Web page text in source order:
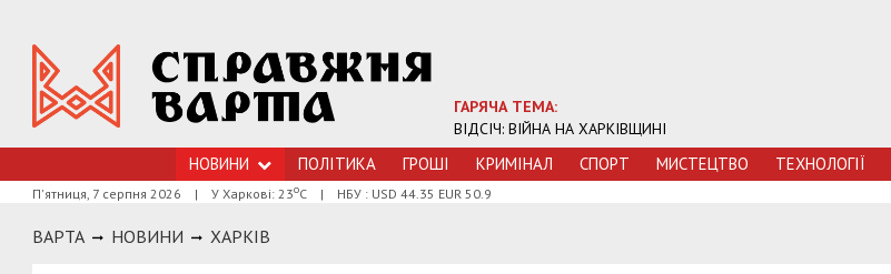
ГАРЯЧА ТЕМА:
ВІДСІЧ: ВІЙНА НА ХАРКІВЩИНІ
НОВИНИ ПОЛІТИКА ГРОШI КРИМIНАЛ СПОРТ МИСТЕЦТВО ТЕХНОЛОГIЇ
П'ятниця, 7 серпня 2026 | У Харкові: 23оС | НБУ : USD 44.35 EUR 50.9
ВАРТА НОВИНИ ХАРКIВ